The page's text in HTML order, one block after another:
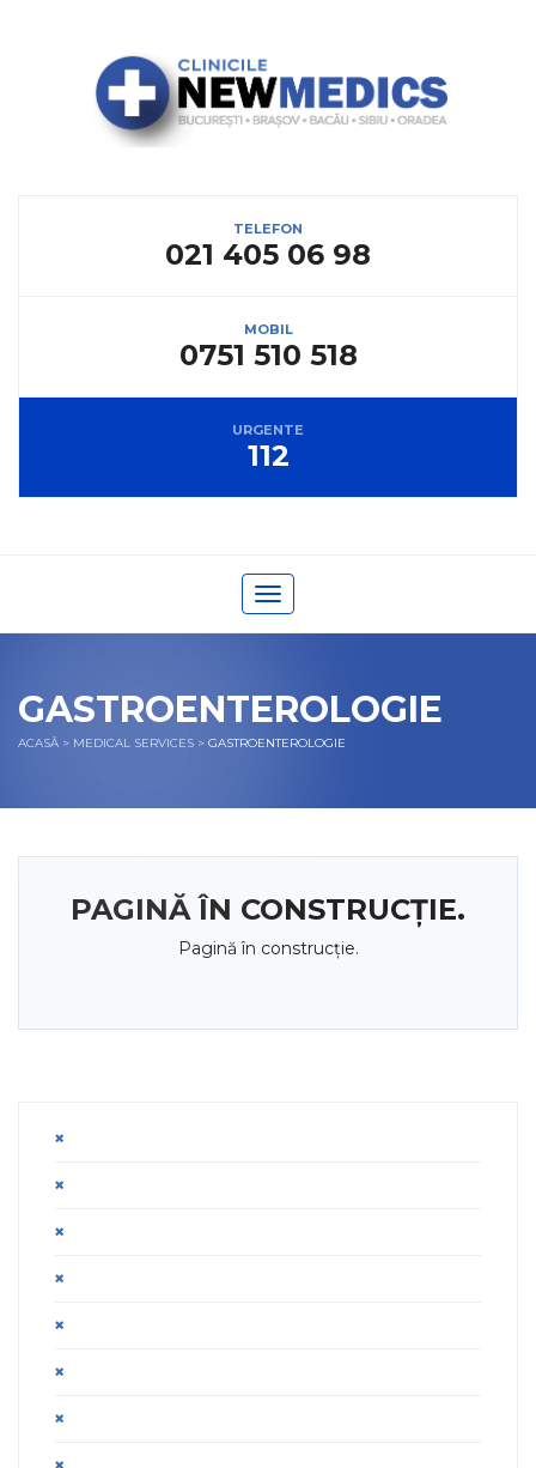
TELEFON
021 405 06 98
MOBIL
0751 510 518
URGENTE
112
Toggle navigation
GASTROENTEROLOGIE
ACASĂ > MEDICAL SERVICES > GASTROENTEROLOGIE
PAGINĂ ÎN CONSTRUCȚIE.
Pagină în construcție.